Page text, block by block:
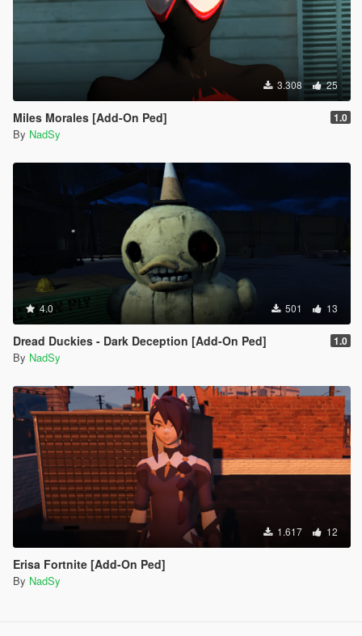
3.308 25
Miles Morales [Add-On Ped] 1.0
By NadSy
4.0 501 13
Dread Duckies - Dark Deception [Add-On Ped] 1.0
By NadSy
1.617 12
Erisa Fortnite [Add-On Ped]
By NadSy